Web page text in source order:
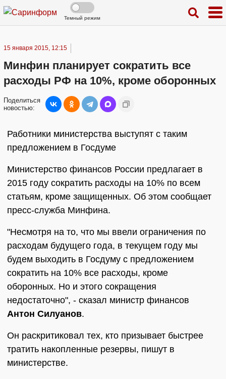
Темный режим
15 января 2015, 12:15
Минфин планирует сократить все
расходы РФ на 10%, кроме оборонных
Поделиться
новостью:
Работники министерства выступят с таким
предложением в Госдуме
Министерство финансов России предлагает в
2015 году сократить расходы на 10% по всем
статьям, кроме защищенных. Об этом сообщает
пресс-служба Минфина.
"Несмотря на то, что мы ввели ограничения по
расходам будущего года, в текущем году мы
будем выходить в Госдуму с предложением
сократить на 10% все расходы, кроме
оборонных. Но и этого сокращения
недостаточно", - сказал министр финансов
Антон Силуанов.
Он раскритиковал тех, кто призывает быстрее
тратить накопленные резервы, пишут в
министерстве.